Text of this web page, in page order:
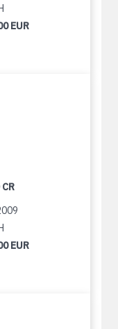
EUR
EUR